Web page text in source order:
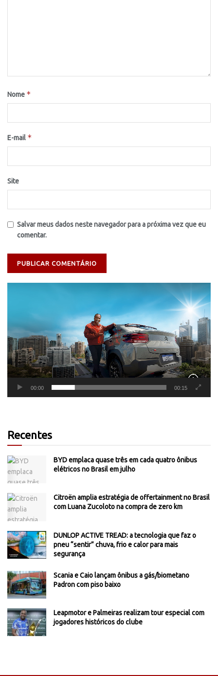
Nome *
E-mail *
Site
Salvar meus dados neste navegador para a próxima vez que eu
comentar.
00:00 00:15
Recentes
BYD emplaca quase três em cada quatro ônibus
elétricos no Brasil em julho
Citroën amplia estratégia de offertainment no Brasil
com Luana Zucoloto na compra de zero km
DUNLOP ACTIVE TREAD: a tecnologia que faz o
pneu “sentir” chuva, frio e calor para mais
segurança
Scania e Caio lançam ônibus a gás/biometano
Padron com piso baixo
Leapmotor e Palmeiras realizam tour especial com
jogadores históricos do clube